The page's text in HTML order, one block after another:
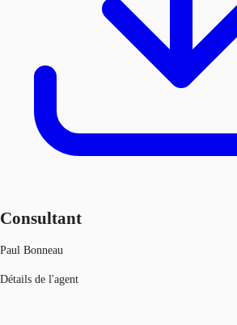
Consultant
Paul Bonneau
Détails de l'agent